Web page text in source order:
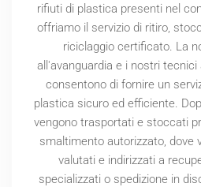
rifiuti di plastica presenti nel
offriamo il servizio di ritiro,
riciclaggio certificato. La
all'avanguardia e i nostri
consentono di fornire un
plastica sicuro ed efficiente.
vengono trasportati e stoccati
smaltimento autorizzato, dove
valutati e indirizzati a
specializzati o spedizione in